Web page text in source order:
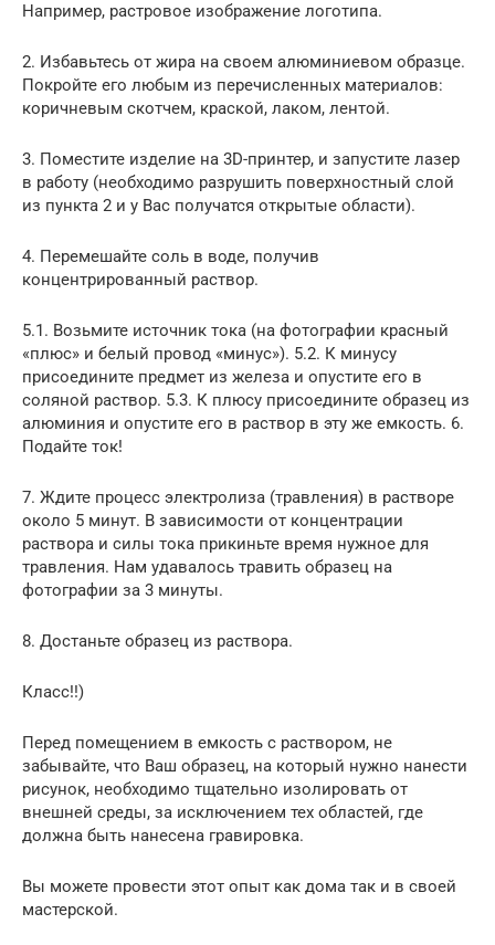
Например, растровое изображение логотипа.
2. Избавьтесь от жира на своем алюминиевом образце.
Покройте его любым из перечисленных материалов:
коричневым скотчем, краской, лаком, лентой.
3. Поместите изделие на 3D-принтер, и запустите лазер
в работу (необходимо разрушить поверхностный слой
из пункта 2 и у Вас получатся открытые области).
4. Перемешайте соль в воде, получив
концентрированный раствор.
5.1. Возьмите источник тока (на фотографии красный
«плюс» и белый провод «минус»). 5.2. К минусу
присоедините предмет из железа и опустите его в
соляной раствор. 5.3. К плюсу присоедините образец из
алюминия и опустите его в раствор в эту же емкость. 6.
Подайте ток!
7. Ждите процесс электролиза (травления) в растворе
около 5 минут. В зависимости от концентрации
раствора и силы тока прикиньте время нужное для
травления. Нам удавалось травить образец на
фотографии за 3 минуты.
8. Достаньте образец из раствора.
Класс!!)
Перед помещением в емкость с раствором, не
забывайте, что Ваш образец, на который нужно нанести
рисунок, необходимо тщательно изолировать от
внешней среды, за исключением тех областей, где
должна быть нанесена гравировка.
Вы можете провести этот опыт как дома так и в своей
мастерской.